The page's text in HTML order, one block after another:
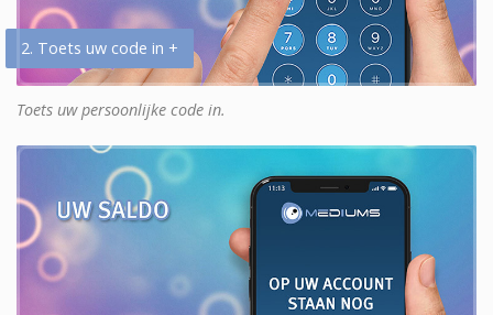
2. Toets uw code in +
Toets uw persoonlijke code in.